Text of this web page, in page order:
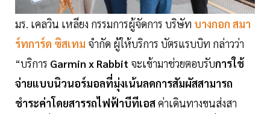
มร. เคลวิน เหลียง กรรมการผู้จัดการ บริษัท บางกอก สมา
ร์ทการ์ด ซิสเทม จำกัด ผู้ให้บริการ บัตรแรบบิท กล่าวว่า
“บริการ Garmin x Rabbit จะเข้ามาช่วยตอบรับการใช้
จ่ายแบบนิวนอร์มอลที่มุ่งเน้นลดการสัมผัสสามารถ
ชำระค่าโดยสารรถไฟฟ้าบีทีเอสค่าเดินทางขนส่งสา